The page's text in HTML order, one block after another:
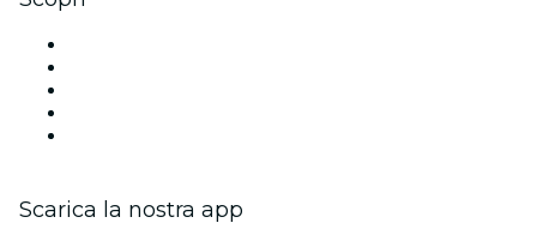
Scarica la nostra app